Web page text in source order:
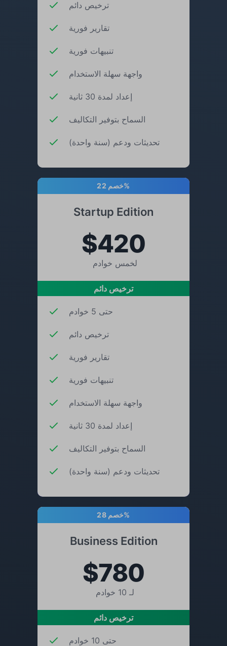
ترخيص دائم
تقارير فورية
تنبيهات فورية
واجهة سهلة الاستخدام
إعداد لمدة 30 ثانية
السماح بتوفير التكاليف
تحديثات ودعم (سنة واحدة)
خصم 22%
Startup Edition
$420
لخمس خوادم
ترخيص دائم
حتى 5 خوادم
ترخيص دائم
تقارير فورية
تنبيهات فورية
واجهة سهلة الاستخدام
إعداد لمدة 30 ثانية
السماح بتوفير التكاليف
تحديثات ودعم (سنة واحدة)
خصم 28%
Business Edition
$780
لـ 10 خوادم
ترخيص دائم
حتى 10 خوادم